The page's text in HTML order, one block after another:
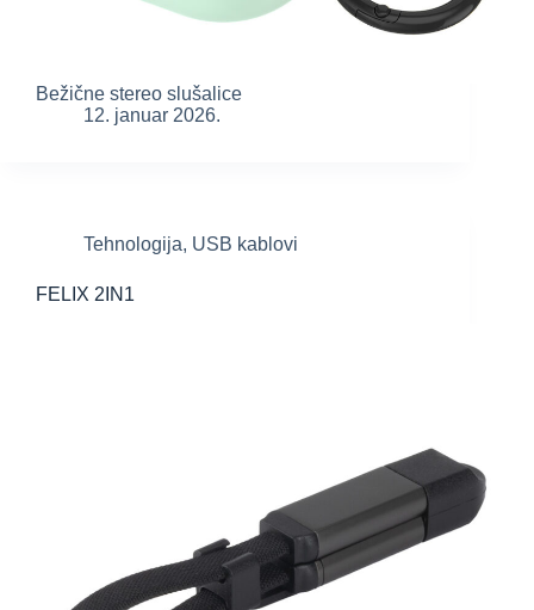
Bežične stereo slušalice
12. januar 2026.
Tehnologija, USB kablovi
FELIX 2IN1